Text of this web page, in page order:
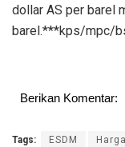
dollar AS per barel
barel.***kps/mpc/
Berikan Komentar:
Tags: ESDM